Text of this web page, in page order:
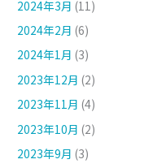
2024年3月 (11)
2024年2月 (6)
2024年1月 (3)
2023年12月 (2)
2023年11月 (4)
2023年10月 (2)
2023年9月 (3)